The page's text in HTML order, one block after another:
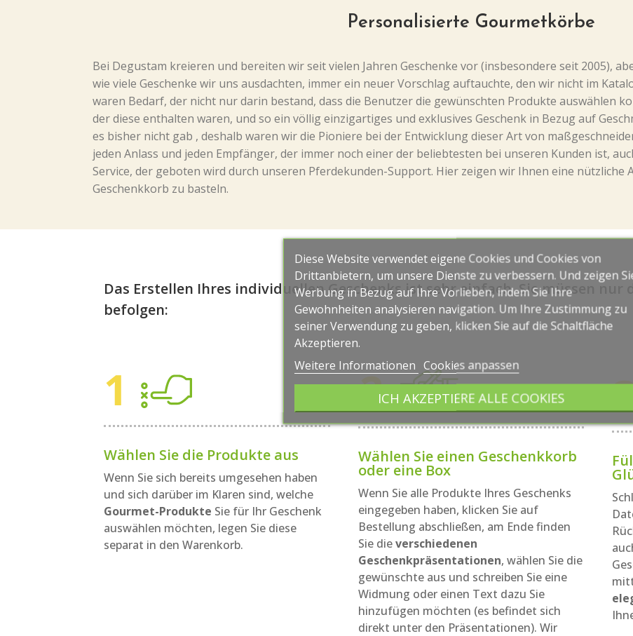
Personalisierte Gourmetkörbe
Bei Degustam kreieren und bereiten wir seit vielen Jahren Geschenke vor (insbesondere seit 2005),
wie viele Geschenke wir uns ausdachten, immer ein neuer Vorschlag auftauchte, den wir nicht im
waren Bedarf, der nicht nur darin bestand, dass die Benutzer die gewünschten Produkte auswählen
der diese enthalten waren, und so ein völlig einzigartiges und exklusives Geschenk in Bezug auf
es bisher nicht gab , deshalb waren wir die Pioniere bei der Entwicklung dieser Art von
jeden Anlass und jeden Empfänger, der immer noch einer der beliebtesten bei unseren Kunden ist,
Service, der geboten wird durch unseren Pferdekunden-Support. Hier zeigen wir Ihnen eine nützliche
Geschenkkorb zu basteln.
Das Erstellen Ihres individuellen Geschenks ist sehr einfach, Sie müssen
befolgen:
Wählen Sie die Produkte aus
Wenn Sie sich bereits umgesehen haben
und sich darüber im Klaren sind, welche
Gourmet-Produkte Sie für Ihr Geschenk
auswählen möchten, legen Sie diese
separat in den Warenkorb.
Wählen Sie einen Geschenkkorb
oder eine Box
Wenn Sie alle Produkte Ihres Geschenks
eingegeben haben, klicken Sie auf
Bestellung abschließen, am Ende finden
Sie dieverschiedenen
Geschenkpräsentationen, wählen Sie die
gewünschte aus und schreiben Sie eine
Widmung oder einen Text dazu Sie
hinzufügen möchten (es befindet sich
direkt unter den Präsentationen). Wir
Diese Website verwendet eigene Cookies und Cookies von
Drittanbietern, um unsere Dienste zu verbessern. Und zeigen
Werbung in Bezug auf Ihre Vorlieben, indem Sie Ihre
Gewohnheiten analysieren navigation. Um Ihre Zustimmung zu
seiner Verwendung zu geben, klicken Sie auf die Schaltfläche
Akzeptieren.
Weitere Informationen Cookies anpassen
ICH AKZEPTIERE ALLE COOKIES